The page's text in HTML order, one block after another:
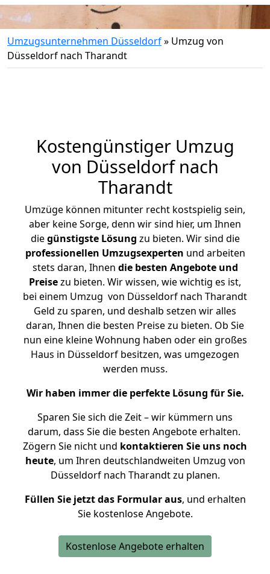
Umzugsunternehmen Düsseldorf» Umzug von
Düsseldorf nach Tharandt
Kostengünstiger Umzug
von Düsseldorf nach
Tharandt
Umzüge können mitunter recht kostspielig sein,
aber keine Sorge, denn wir sind hier, um Ihnen
diegünstigste Lösung zu bieten. Wir sind die
professionellen Umzugsexperten und arbeiten
stets daran, Ihnen die besten Angebote und
Preisezu bieten. Wir wissen, wie wichtig es ist,
bei einem Umzug von Düsseldorf nach Tharandt
Geld zu sparen, und deshalb setzen wir alles
daran, Ihnen die besten Preise zu bieten. Ob Sie
nun eine kleine Wohnung haben oder ein großes
Haus in Düsseldorf besitzen, was umgezogen
werden muss.
Wir haben immer die perfekte Lösung für Sie.
Sparen Sie sich die Zeit – wir kümmern uns
darum, dass Sie die besten Angebote erhalten.
Zögern Sie nicht und kontaktieren Sie uns noch
heute, um Ihren deutschlandweiten Umzug von
Düsseldorf nach Tharandt zu planen.
Füllen Sie jetzt das Formular aus, und erhalten
Sie kostenlose Angebote.
Kostenlose Angebote erhalten